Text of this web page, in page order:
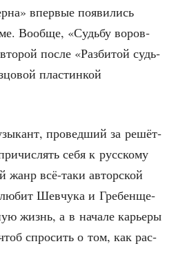
впер­вые появи­лись
Вооб­ще, «Судь­бу воров­
после «Раз­би­той судь­
пла­стин­кой
про­вед­ший за решёт­
себя к рус­ско­му
жанр всё-таки автор­ской
Шев­чу­ка и Гре­бен­ще­
жизнь, а в нача­ле карье­ры
спро­сить о том, как рас­